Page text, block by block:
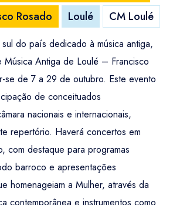
Rosado
Loulé CM Loulé
do país dedicado à música antiga,
Música Antiga de Loulé – Francisco
se de 7 a 29 de outubro. Este evento
de conceituados
nacionais e internacionais,
repertório. Haverá concertos em
com destaque para programas
barroco e apresentações
homenageiam a Mulher, através da